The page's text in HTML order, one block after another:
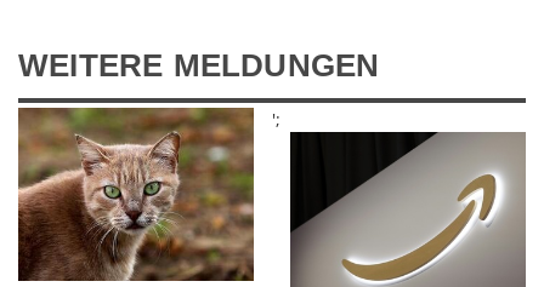
WEITERE MELDUNGEN
';